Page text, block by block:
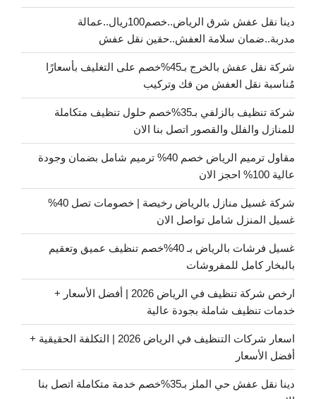
دينا نقل عفش شرق الرياض..خصم100ريال..عمالة
مدربة..ضمان سلامة العفش..حقين نقل عفش
شركة نقل عفش بالخرج بـ45%خصم على التغليف بأسعارًا
مُناسبة نقل العفش من فك وتركيب
شركة تنظيف بالزلفي بـ35%خصم حلول تنظيف متكاملة
للمنازل والفلل والقصور اتصل بنا الان
مقاول ترميم الرياض خصم 40% ترميم شامل بضمان وجودة
عالية 100% احجز الان
شركة غسيل منازل بالرياض رخيصة | خصومات تصل 40%
غسيل المنزل شامل تواصل الان
غسيل فرشات بالرياض بـ 40%خصم تنظيف عميق وتعقيم
بالبخار كامل للمفروشات
ارخص شركة تنظيف في الرياض 2026 | أفضل الأسعار +
خدمات تنظيف شاملة بجودة عالية
اسعار شركات التنظيف في الرياض 2026 | التكلفة الحقيقية +
أفضل الأسعار
دينا نقل عفش حي الملز بـ35%خصم خدمة متكاملة اتصل بنا